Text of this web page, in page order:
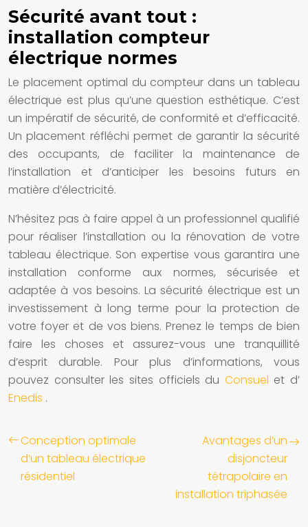
Sécurité avant tout :
installation compteur
électrique normes
Le placement optimal du compteur dans un tableau
électrique est plus qu’une question esthétique. C’est
un impératif de sécurité, de conformité et d’efficacité.
Un placement réfléchi permet de garantir la sécurité
des occupants, de faciliter la maintenance de
l’installation et d’anticiper les besoins futurs en
matière d’électricité.
N’hésitez pas à faire appel à un professionnel qualifié
pour réaliser l’installation ou la rénovation de votre
tableau électrique. Son expertise vous garantira une
installation conforme aux normes, sécurisée et
adaptée à vos besoins. La sécurité électrique est un
investissement à long terme pour la protection de
votre foyer et de vos biens. Prenez le temps de bien
faire les choses et assurez-vous une tranquillité
d’esprit durable. Pour plus d’informations, vous
pouvez consulter les sites officiels du Consuel et d’
Enedis .
Conception optimale
d’un tableau électrique
résidentiel
Avantages d’un
disjoncteur
tétrapolaire en
installation triphasée